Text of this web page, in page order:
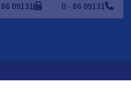
09131
86
-
0
09131
86